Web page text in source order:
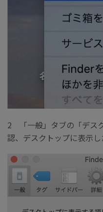
2 「一般」タブの「デス
認、デスクトップに表示